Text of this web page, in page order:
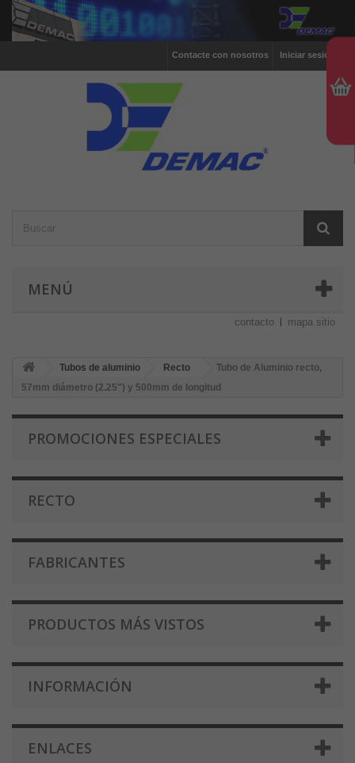
Iniciar sesión
Contacte con nosotros
MENÚ
contacto mapa sitio
Tubos de aluminio Recto
Tubo de Aluminio recto,
57mm diámetro (2.25") y 500mm de longitud
PROMOCIONES ESPECIALES
RECTO
FABRICANTES
PRODUCTOS MÁS VISTOS
INFORMACIÓN
ENLACES